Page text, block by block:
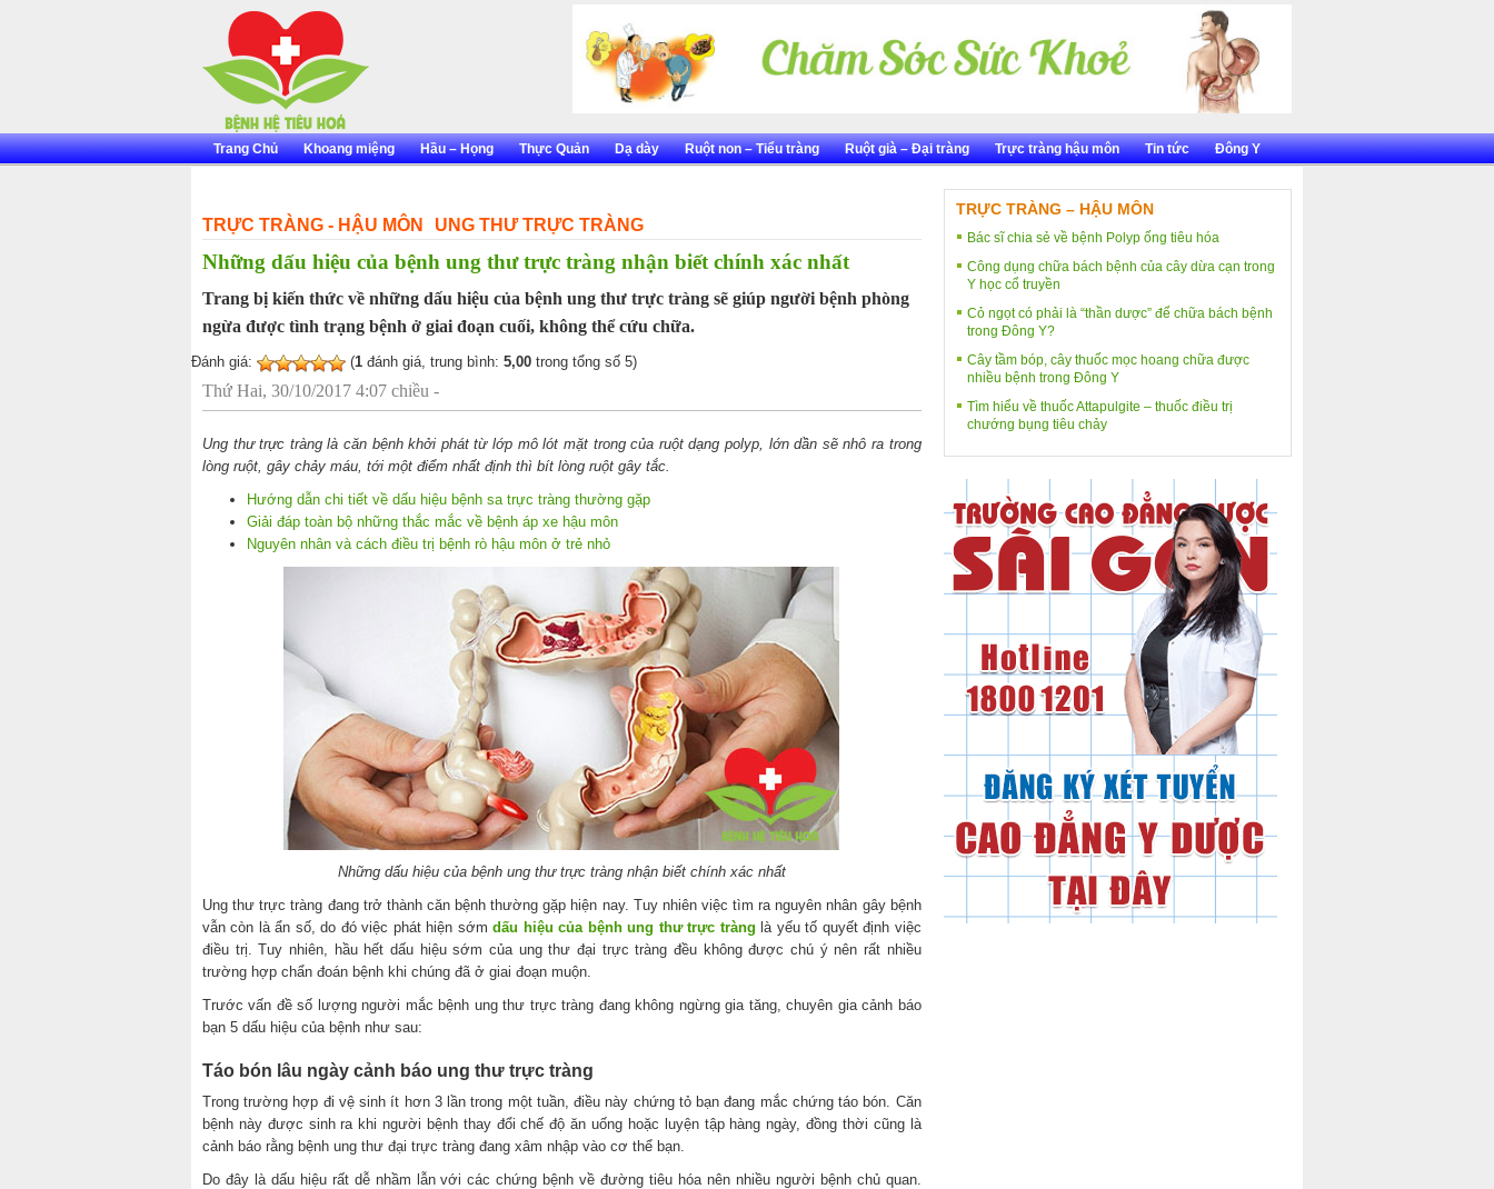
Trang Chủ Khoang miệng Hầu – Họng Thực Quản Dạ dày Ruột non – Tiểu tràng Ruột già – Đại tràng Trực tràng hậu môn Tin tức Đông Y
TRỰC TRÀNG - HẬU MÔN UNG THƯ TRỰC TRÀNG
Những dấu hiệu của bệnh ung thư trực tràng nhận biết chính xác nhất
Trang bị kiến thức về những dấu hiệu của bệnh ung thư trực tràng sẽ giúp người bệnh phòng
ngừa được tình trạng bệnh ở giai đoạn cuối, không thể cứu chữa.
Đánh giá: (1 đánh giá, trung bình: 5,00 trong tổng số 5)
Thứ Hai, 30/10/2017 4:07 chiều -
Ung thư trực tràng là căn bệnh khởi phát từ lớp mô lót mặt trong của ruột dạng polyp, lớn dần sẽ nhô ra trong
lòng ruột, gây chảy máu, tới một điểm nhất định thì bít lòng ruột gây tắc.
Hướng dẫn chi tiết về dấu hiệu bệnh sa trực tràng thường gặp
Giải đáp toàn bộ những thắc mắc về bệnh áp xe hậu môn
Nguyên nhân và cách điều trị bệnh rò hậu môn ở trẻ nhỏ
Những dấu hiệu của bệnh ung thư trực tràng nhận biết chính xác nhất
Ung thư trực tràng đang trở thành căn bệnh thường gặp hiện nay. Tuy nhiên việc tìm ra nguyên nhân gây bệnh
vẫn còn là ẩn số, do đó việc phát hiện sớmdấu hiệu của bệnh ung thư trực tràng là yếu tố quyết định việc
điều trị. Tuy nhiên, hầu hết dấu hiệu sớm của ung thư đại trực tràng đều không được chú ý nên rất nhiều
trường hợp chẩn đoán bệnh khi chúng đã ở giai đoạn muộn.
Trước vấn đề số lượng người mắc bệnh ung thư trực tràng đang không ngừng gia tăng, chuyên gia cảnh báo
bạn 5 dấu hiệu của bệnh như sau:
Táo bón lâu ngày cảnh báo ung thư trực tràng
Trong trường hợp đi vệ sinh ít hơn 3 lần trong một tuần, điều này chứng tỏ bạn đang mắc chứng táo bón. Căn
bệnh này được sinh ra khi người bệnh thay đổi chế độ ăn uống hoặc luyện tập hàng ngày, đồng thời cũng là
cảnh báo rằng bệnh ung thư đại trực tràng đang xâm nhập vào cơ thể bạn.
Do đây là dấu hiệu rất dễ nhầm lẫn với các chứng bệnh về đường tiêu hóa nên nhiều người bệnh chủ quan.
TRỰC TRÀNG – HẬU MÔN
Bác sĩ chia sẻ về bệnh Polyp ống tiêu hóa
Công dụng chữa bách bệnh của cây dừa cạn trong
Y học cổ truyền
Cỏ ngọt có phải là “thần dược” để chữa bách bệnh
trong Đông Y?
Cây tầm bóp, cây thuốc mọc hoang chữa được
nhiều bệnh trong Đông Y
Tìm hiểu về thuốc Attapulgite – thuốc điều trị
chướng bụng tiêu chảy